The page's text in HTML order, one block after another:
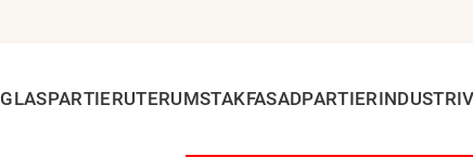
GLASPARTIERUTERUMSTAKFASADPARTIER